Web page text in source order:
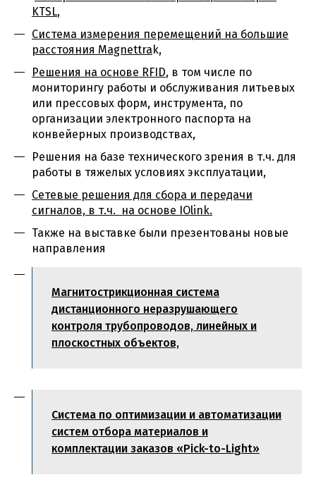
KTSL,
Система измерения перемещений на большие
расстояния Magnettrak,
Решения на основе RFID, в том числе по
мониторингу работы и обслуживания литьевых
или прессовых форм, инструмента, по
организации электронного паспорта на
конвейерных производствах,
Решения на базе технического зрения в т.ч. для
работы в тяжелых условиях эксплуатации,
Сетевые решения для сбора и передачи
сигналов, в т.ч. на основе IOlink.
Также на выставке были презентованы новые
направления
Магнитострикционная система
дистанционного неразрушающего
контроля трубопроводов, линейных и
плоскостных объектов,
Система по оптимизации и автоматизации
систем отбора материалов и
комплектации заказов «Pick-to-Light»